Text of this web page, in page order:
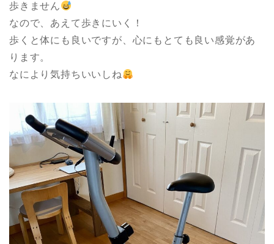
歩きません
なので、あえて歩きにいく！
歩くと体にも良いですが、心にもとても良い感覚があ
ります。
なにより気持ちいいしね